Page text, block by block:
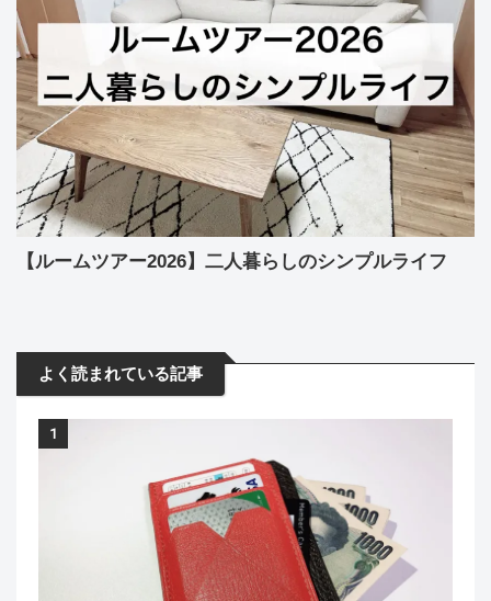
【ルームツアー2026】二人暮らしのシンプルライフ
よく読まれている記事
1